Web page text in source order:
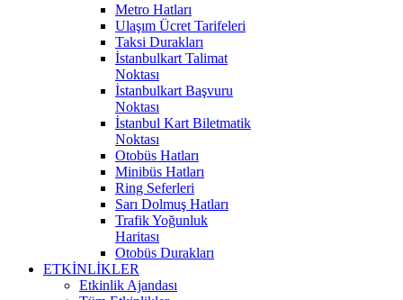
Metro Hatları
Ulaşım Ücret Tarifeleri
Taksi Durakları
İstanbulkart Talimat
Noktası
İstanbulkart Başvuru
Noktası
İstanbul Kart Biletmatik
Noktası
Otobüs Hatları
Minibüs Hatları
Ring Seferleri
Sarı Dolmuş Hatları
Trafik Yoğunluk
Haritası
Otobüs Durakları
ETKİNLİKLER
Etkinlik Ajandası